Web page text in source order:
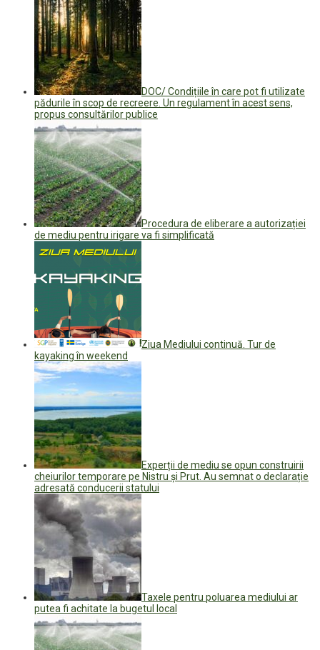
DOC/ Condițiile în care pot fi utilizate
pădurile în scop de recreere. Un regulament în acest sens,
propus consultărilor publice
Procedura de eliberare a autorizației
de mediu pentru irigare va fi simplificată
Ziua Mediului continuă. Tur de
kayaking în weekend
Experții de mediu se opun construirii
cheiurilor temporare pe Nistru și Prut. Au semnat o declarație
adresată conducerii statului
Taxele pentru poluarea mediului ar
putea fi achitate la bugetul local